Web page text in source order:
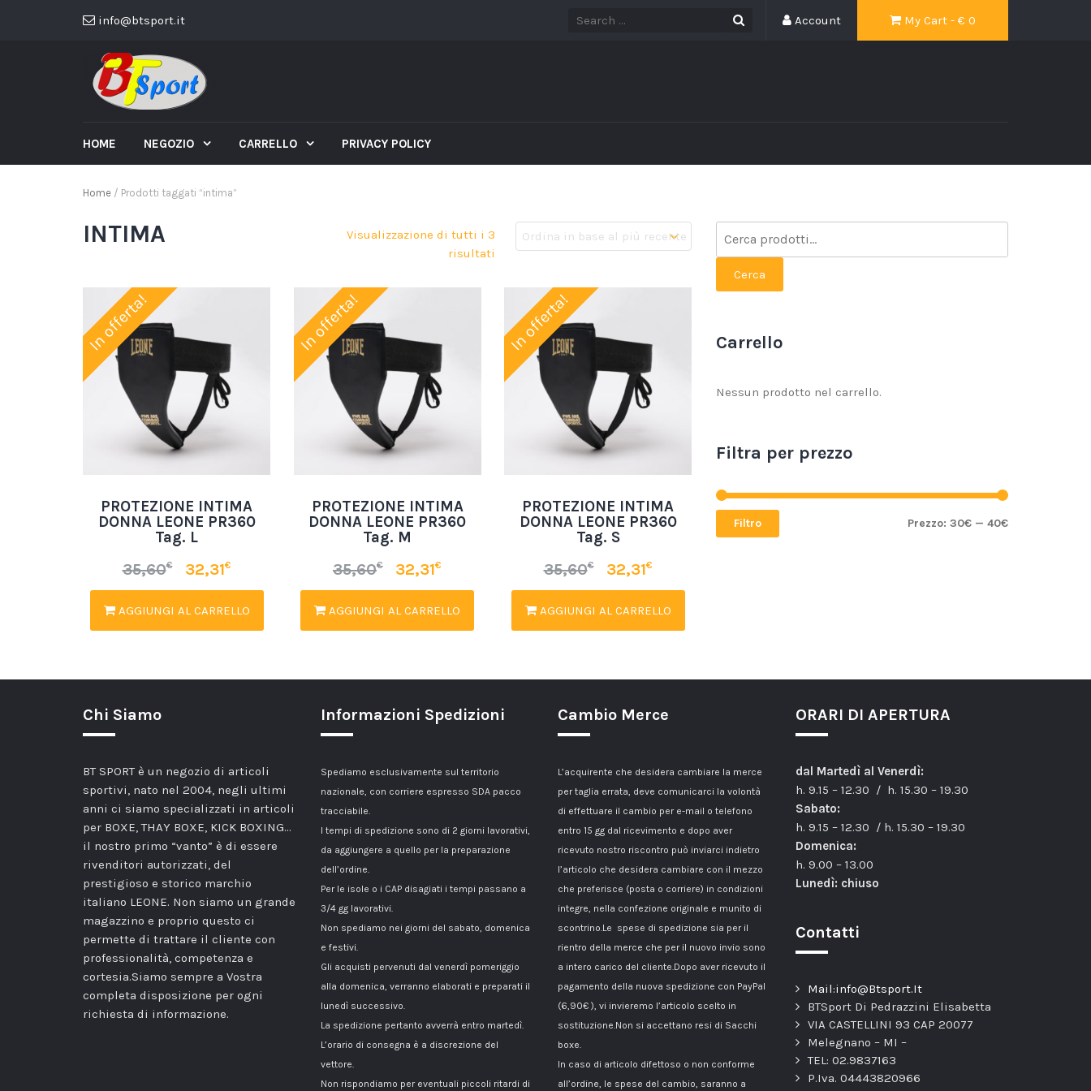
info@btsport.it My Cart - € 0
Account
HOME NEGOZIO CARRELLO PRIVACY POLICY
Home / Prodotti taggati “intima”
INTIMA
Visualizzazione di tutti i 3
risultati
In offerta!
PROTEZIONE INTIMA
DONNA LEONE PR360
Tag. L
35,60€ 32,31€
AGGIUNGI AL CARRELLO
In offerta!
PROTEZIONE INTIMA
DONNA LEONE PR360
Tag. M
35,60€ 32,31€
AGGIUNGI AL CARRELLO
In offerta!
PROTEZIONE INTIMA
DONNA LEONE PR360
Tag. S
35,60€ 32,31€
AGGIUNGI AL CARRELLO
Cerca
Carrello
Nessun prodotto nel carrello.
Filtra per prezzo
Filtro Prezzo: 30€ — 40€
Chi Siamo
BT SPORT è un negozio di articoli
sportivi, nato nel 2004, negli ultimi
anni ci siamo specializzati in articoli
per BOXE, THAY BOXE, KICK BOXING…
il nostro primo “vanto” è di essere
rivenditori autorizzati, del
prestigioso e storico marchio
italiano LEONE. Non siamo un grande
magazzino e proprio questo ci
permette di trattare il cliente con
professionalità, competenza e
cortesia.Siamo sempre a Vostra
completa disposizione per ogni
richiesta di informazione.
Informazioni Spedizioni
Spediamo esclusivamente sul territorio
nazionale, con corriere espresso SDA pacco
tracciabile.
I tempi di spedizione sono di 2 giorni lavorativi,
da aggiungere a quello per la preparazione
dell’ordine.
Per le isole o i CAP disagiati i tempi passano a
3/4 gg lavorativi.
Non spediamo nei giorni del sabato, domenica
e festivi.
Gli acquisti pervenuti dal venerdì pomeriggio
alla domenica, verranno elaborati e preparati il
lunedì successivo.
La spedizione pertanto avverrà entro martedì.
L’orario di consegna è a discrezione del
vettore.
Non rispondiamo per eventuali piccoli ritardi di
Cambio Merce
L’acquirente che desidera cambiare la merce
per taglia errata, deve comunicarci la volontà
di effettuare il cambio per e-mail o telefono
entro 15 gg dal ricevimento e dopo aver
ricevuto nostro riscontro può inviarci indietro
l’articolo che desidera cambiare con il mezzo
che preferisce (posta o corriere) in condizioni
integre, nella confezione originale e munito di
scontrino.Le spese di spedizione sia per il
rientro della merce che per il nuovo invio sono
a intero carico del cliente.Dopo aver ricevuto il
pagamento della nuova spedizione con PayPal
(6,90€ ), vi invieremo l’articolo scelto in
sostituzione.Non si accettano resi di Sacchi
boxe.
In caso di articolo difettoso o non conforme
all’ordine, le spese del cambio, saranno a
ORARI DI APERTURA
dal Martedì al Venerdì:
h. 9.15 – 12.30 / h. 15.30 – 19.30
Sabato:
h. 9.15 – 12.30 / h. 15.30 – 19.30
Domenica:
h. 9.00 – 13.00
Lunedì: chiuso
Contatti
Mail:info@Btsport.It
BTSport Di Pedrazzini Elisabetta
VIA CASTELLINI 93 CAP 20077
Melegnano – MI –
TEL: 02.9837163
P.Iva. 04443820966